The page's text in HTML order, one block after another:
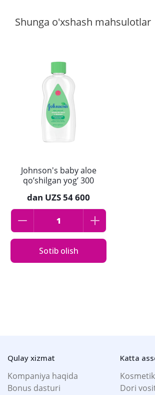
Shunga o'xshash mahsulotlar
Johnson's baby aloe
qo’shilgan yog’ 300
dan UZS 54 600
Sotib olish
Qulay xizmat
Kompaniya haqida
Bonus dasturi
Katta
Dori